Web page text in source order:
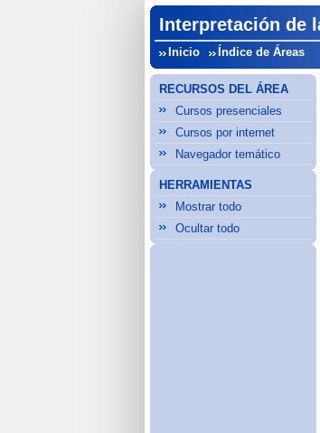
Interpretación de
Inicio Índice de Áreas
RECURSOS DEL ÁREA
Cursos presenciales
Cursos por internet
Navegador temático
HERRAMIENTAS
Mostrar todo
Ocultar todo